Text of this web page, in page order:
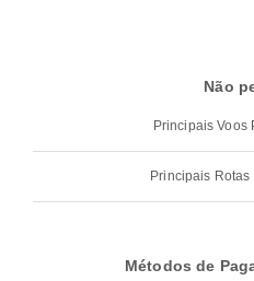
Não
Principais Voos
Principais
Métodos de